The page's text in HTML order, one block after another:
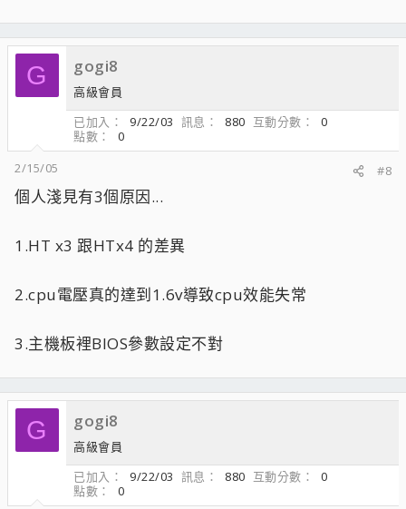
G gogi8
高級會員
已加入
9/22/03 訊息 880 互動分數
0
點數
0
2/15/05
#8
個人淺見有3個原因...
1.HT x3 跟HTx4 的差異
2.cpu電壓真的達到1.6v導致cpu效能失常
3.主機板裡BIOS參數設定不對
G gogi8
高級會員
已加入
9/22/03 訊息 880 互動分數
0
點數
0